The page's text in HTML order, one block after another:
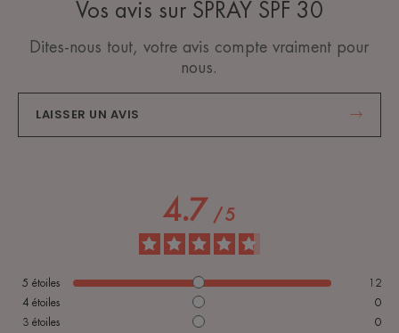
Vos avis sur SPRAY SPF 30
Dites-nous tout, votre avis compte vraiment pour
nous.
LAISSER UN AVIS
4.7 /5
5 étoiles
12
4 étoiles
0
3 étoiles
0